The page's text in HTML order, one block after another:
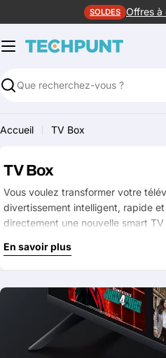
au
contenu
SOLDES Offres à
Rechercher
Accueil TV Box
TV Box
Vous voulez transformer votre
divertissement intelligent, rapide
directement une nouvelle smart
En savoir plus